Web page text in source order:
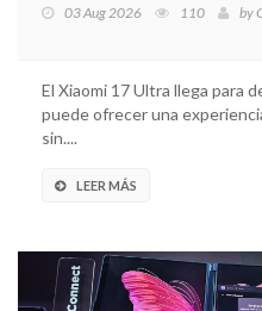
03 Aug 2026 110 by
El Xiaomi 17 Ultra llega para
puede ofrecer una
sin....
LEER MÁS